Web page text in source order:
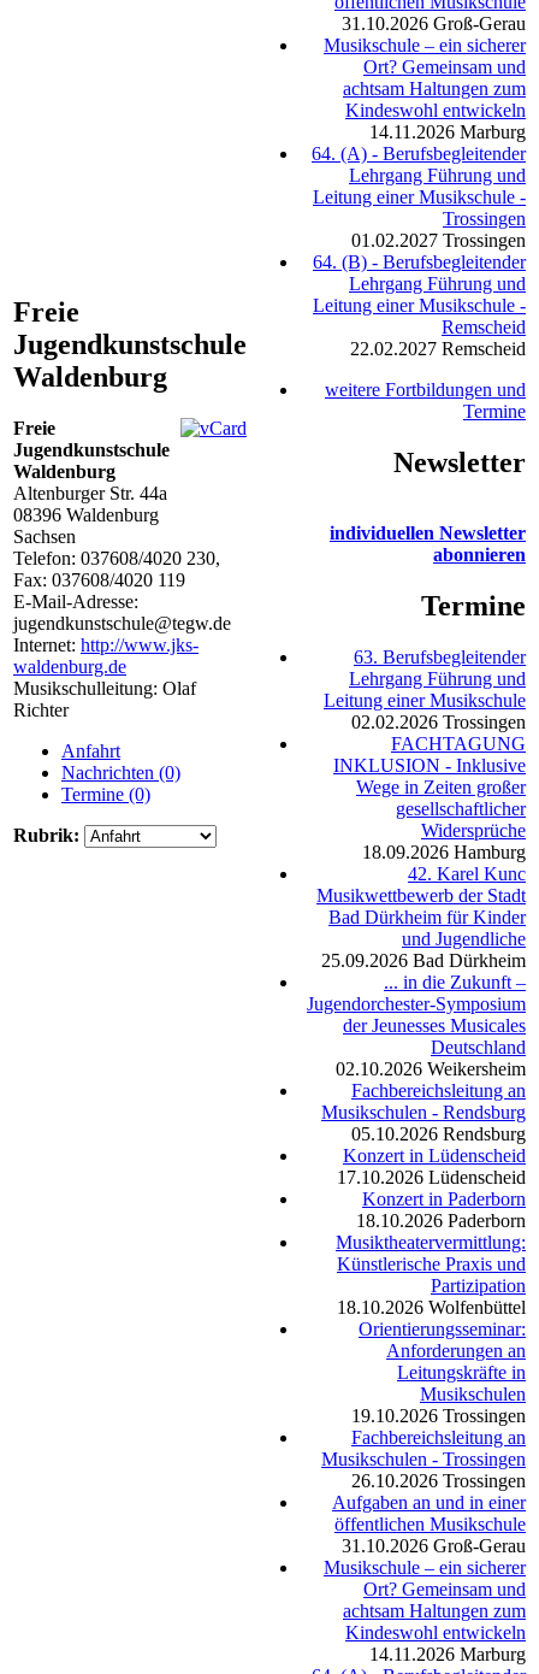
Freie
Jugendkunstschule
Waldenburg
Freie
Jugendkunstschule
Waldenburg
Altenburger Str. 44a
08396 Waldenburg
Sachsen
Telefon: 037608/4020 230,
Fax: 037608/4020 119
E-Mail-Adresse:
jugendkunstschule@tegw.de
Internet: http://www.jks-
waldenburg.de
Musikschulleitung: Olaf
Richter
Anfahrt
Nachrichten (0)
Termine (0)
Rubrik:
31.10.2026 Groß-Gerau
Musikschule – ein sicherer
Ort? Gemeinsam und
achtsam Haltungen zum
Kindeswohl entwickeln
14.11.2026 Marburg
64. (A) - Berufsbegleitender
Lehrgang Führung und
Leitung einer Musikschule -
Trossingen
01.02.2027 Trossingen
64. (B) - Berufsbegleitender
Lehrgang Führung und
Leitung einer Musikschule -
Remscheid
22.02.2027 Remscheid
weitere Fortbildungen und
Termine
Newsletter
individuellen Newsletter
abonnieren
Termine
63. Berufsbegleitender
Lehrgang Führung und
Leitung einer Musikschule
02.02.2026 Trossingen
FACHTAGUNG
INKLUSION - Inklusive
Wege in Zeiten großer
gesellschaftlicher
Widersprüche
18.09.2026 Hamburg
42. Karel Kunc
Musikwettbewerb der Stadt
Bad Dürkheim für Kinder
und Jugendliche
25.09.2026 Bad Dürkheim
... in die Zukunft –
Jugendorchester-Symposium
der Jeunesses Musicales
Deutschland
02.10.2026 Weikersheim
Fachbereichsleitung an
Musikschulen - Rendsburg
05.10.2026 Rendsburg
Konzert in Lüdenscheid
17.10.2026 Lüdenscheid
Konzert in Paderborn
18.10.2026 Paderborn
Musiktheatervermittlung:
Künstlerische Praxis und
Partizipation
18.10.2026 Wolfenbüttel
Orientierungsseminar:
Anforderungen an
Leitungskräfte in
Musikschulen
19.10.2026 Trossingen
Fachbereichsleitung an
Musikschulen - Trossingen
26.10.2026 Trossingen
Aufgaben an und in einer
öffentlichen Musikschule
31.10.2026 Groß-Gerau
Musikschule – ein sicherer
Ort? Gemeinsam und
achtsam Haltungen zum
Kindeswohl entwickeln
14.11.2026 Marburg